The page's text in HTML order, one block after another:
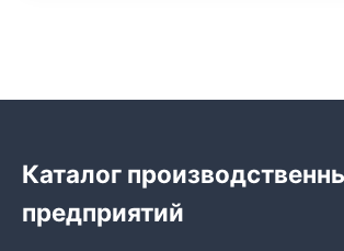
Каталог
предприятий